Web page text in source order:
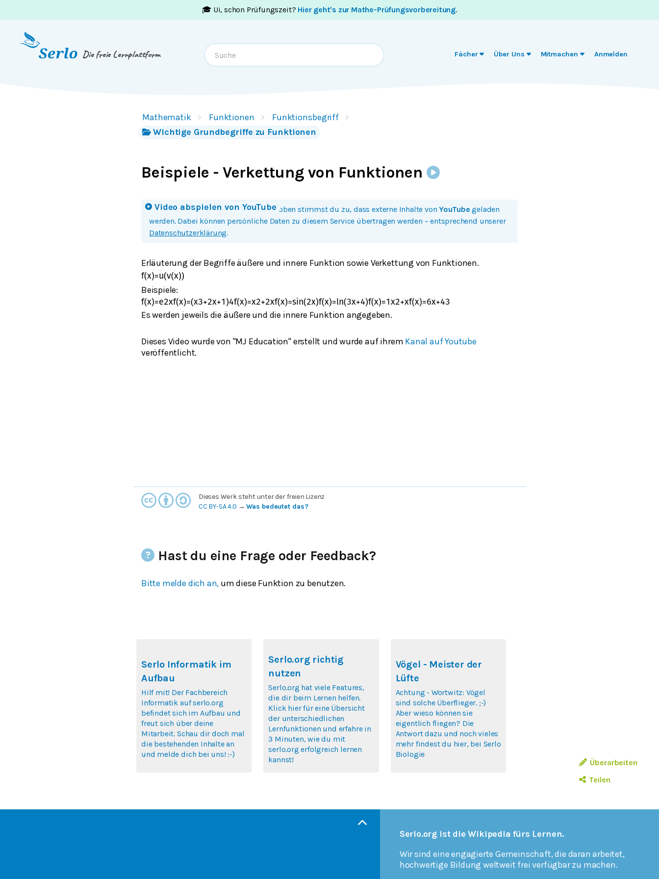
🎓 Ui, schon Prüfungszeit? Hier geht's zur Mathe-Prüfungsvorbereitung.
Die freie Lernplattform Fächer Über Uns Mitmachen Anmelden
Mathematik Funktionen
Funktionsbegriff
Wichtige Grundbegriffe zu Funktionen
Beispiele - Verkettung von Funktionen
Video abspielen von YouTube
Mit einem Klick auf Bild oder Button oben stimmst du zu, dass externe Inhalte vonYouTube geladen
werden. Dabei können persönliche Daten zu diesem Service übertragen werden – entsprechend unserer
Datenschutzerklärung.
Erläuterung der Begriffe äußere und innere Funktion sowie Verkettung von Funktionen.
f(x)=u(v(x))
Beispiele:
f(x)=e2xf(x)=(x3+2x+1 )4f(x)=x2+2xf(x)=sin(2x)f(x)=ln(3x+4)f(x)=1 x2+xf(x)=6x+43
Es werden jeweils die äußere und die innere Funktion angegeben.
Dieses Video wurde von "MJ Education" erstellt und wurde auf ihrem Kanal auf Youtube
veröffentlicht.
Überarbeiten
Teilen
Dieses Werk steht unter der freien Lizenz
CC BY-SA 4.0 →Was bedeutet das?
Hast du eine Frage oder Feedback?
Bitte melde dich an, um diese Funktion zu benutzen.
Serlo Informatik im
Aufbau
Hilf mit! Der Fachbereich
Informatik auf serlo.org
befindet sich im Aufbau und
freut sich über deine
Mitarbeit. Schau dir doch mal
die bestehenden Inhalte an
und melde dich bei uns! :-)
Serlo.org richtig
nutzen
Serlo.org hat viele Features,
die dir beim Lernen helfen.
Klick hier für eine Übersicht
der unterschiedlichen
Lernfunktionen und erfahre in
3 Minuten, wie du mit
serlo.org erfolgreich lernen
kannst!
Vögel - Meister der
Lüfte
Achtung - Wortwitz: Vögel
sind solche Überflieger. ;-)
Aber wieso können sie
eigentlich fliegen? Die
Antwort dazu und noch vieles
mehr findest du hier, bei Serlo
Biologie
Serlo.org ist die Wikipedia fürs Lernen.
Wir sind eine engagierte Gemeinschaft, die daran arbeitet,
hochwertige Bildung weltweit frei verfügbar zu machen.